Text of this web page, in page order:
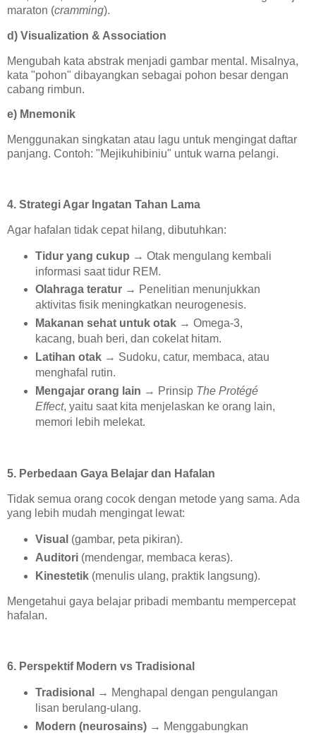
maraton (cramming).
d) Visualization & Association
Mengubah kata abstrak menjadi gambar mental. Misalnya,
kata "pohon" dibayangkan sebagai pohon besar dengan
cabang rimbun.
e) Mnemonik
Menggunakan singkatan atau lagu untuk mengingat daftar
panjang. Contoh: "Mejikuhibiniu" untuk warna pelangi.
4. Strategi Agar Ingatan Tahan Lama
Agar hafalan tidak cepat hilang, dibutuhkan:
Tidur yang cukup → Otak mengulang kembali
informasi saat tidur REM.
Olahraga teratur→ Penelitian menunjukkan
aktivitas fisik meningkatkan neurogenesis.
Makanan sehat untuk otak→ Omega-3,
kacang, buah beri, dan cokelat hitam.
Latihan otak→ Sudoku, catur, membaca, atau
menghafal rutin.
Mengajar orang lain → Prinsip The Protégé
Effect, yaitu saat kita menjelaskan ke orang lain,
memori lebih melekat.
5. Perbedaan Gaya Belajar dan Hafalan
Tidak semua orang cocok dengan metode yang sama. Ada
yang lebih mudah mengingat lewat:
Visual (gambar, peta pikiran).
Auditori(mendengar, membaca keras).
Kinestetik(menulis ulang, praktik langsung).
Mengetahui gaya belajar pribadi membantu mempercepat
hafalan.
6. Perspektif Modern vs Tradisional
Tradisional
→ Menghapal dengan pengulangan
lisan berulang-ulang.
Modern (neurosains)→ Menggabungkan